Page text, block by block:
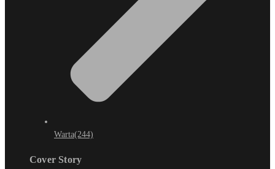
Warta(244)
Cover Story